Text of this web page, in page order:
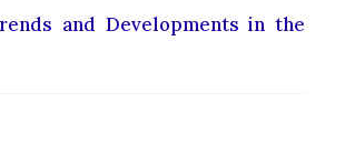
and Developments in the